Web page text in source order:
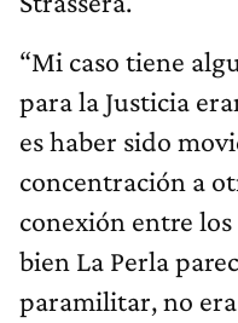
“Mi caso tiene
para la Justicia
es haber sido
concentración a
conexión entre
bien La Perla
paramilitar, no